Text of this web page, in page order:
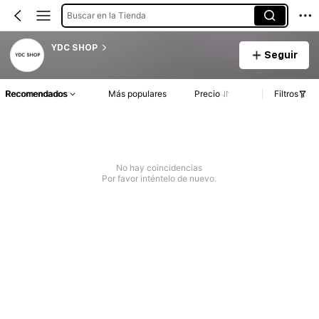
Buscar en la Tienda
YDC SHOP
Seguir
Recomendados Más populares Precio Filtros
No hay coincidencias
Por favor inténtelo de nuevo.